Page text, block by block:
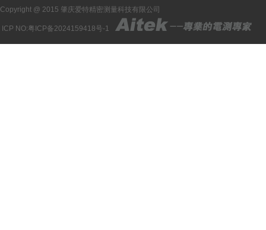
Copyright @ 2015 肇庆爱特精密测量科技有限公司
ICP NO:粤ICP备2024159418号-1